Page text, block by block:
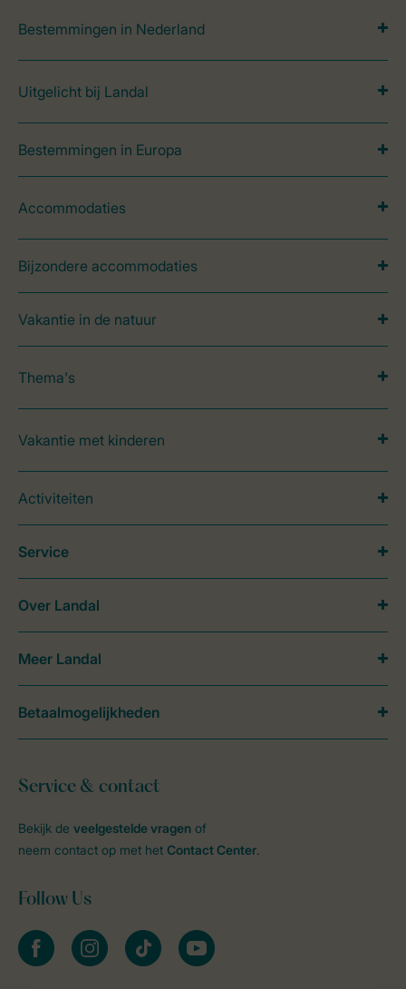
Bestemmingen in Nederland
Uitgelicht bij Landal
Bestemmingen in Europa
Accommodaties
Bijzondere accommodaties
Vakantie in de natuur
Thema's
Vakantie met kinderen
Activiteiten
Service & contact
Bekijk de veelgestelde vragen of
neem contact op met het Contact Center.
Follow Us
facebookinstagramtiktok youtube
Service
Over Landal
Meer Landal
Betaalmogelijkheden